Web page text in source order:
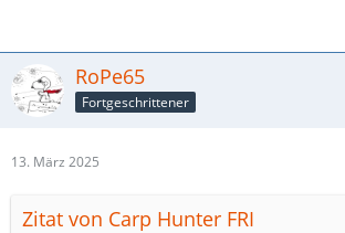
RoPe65
Fortgeschrittener
13. März 2025
Zitat von Carp Hunter FRI